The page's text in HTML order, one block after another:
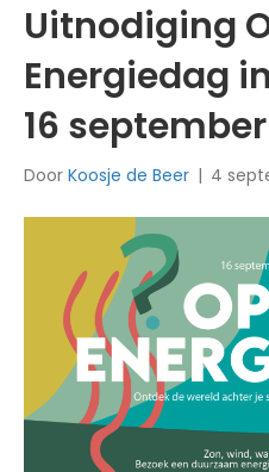
Uitnodiging
Energiedag
16 september
Door Koosje de Beer | 4